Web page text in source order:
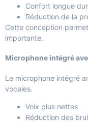
Confort longue
Réduction de la
Cette conception
importante.
Microphone intégré
Le microphone intégré
vocales.
Voix plus nettes
Réduction des